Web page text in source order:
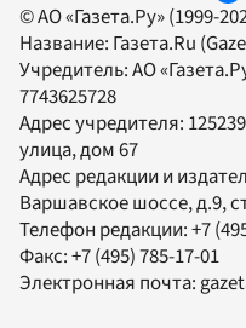
© АО «Газета.Ру» (1999-
Название: Газета.Ru
Учредитель:АО
7743625728
Адрес учредителя:
улица, дом 67
Адрес редакции и
Варшавское шоссе, д.9,
Телефон редакции:+7
Факс:+7 (495) 785-17-01
Электронная почта: